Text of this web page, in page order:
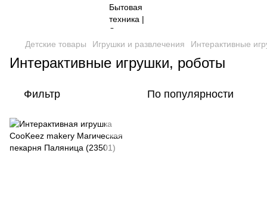
Детские товары Игрушки и развлечения Интерактивные
Интерактивные игрушки, роботы
Фильтр По популярности